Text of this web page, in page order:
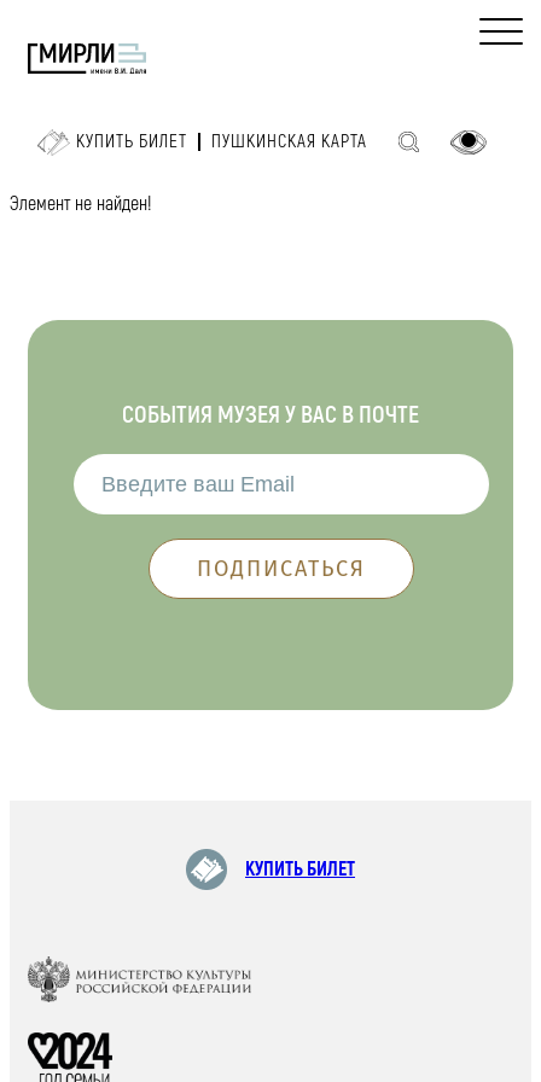
КУПИТЬ БИЛЕТ ПУШКИНСКАЯ КАРТА
Элемент не найден!
СОБЫТИЯ МУЗЕЯ У ВАС В ПОЧТЕ
КУПИТЬ БИЛЕТ